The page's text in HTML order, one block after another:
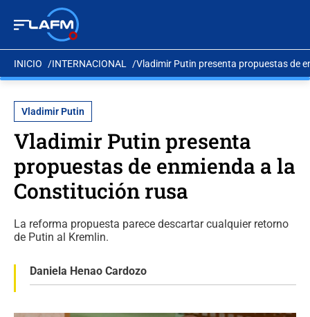
INICIO INTERNACIONAL Vladimir Putin presenta propuestas de
Vladimir Putin
Vladimir Putin presenta
propuestas de enmienda a la
Constitución rusa
La reforma propuesta parece descartar cualquier retorno
de Putin al Kremlin.
Daniela Henao Cardozo